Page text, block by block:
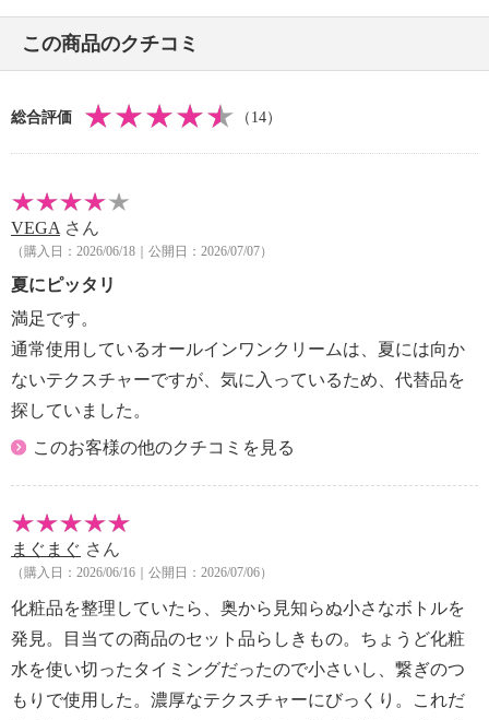
この商品のクチコミ
総合評価 （14）
VEGA さん
（購入日：2026/06/18｜公開日：2026/07/07）
夏にピッタリ
満足です。
通常使用しているオールインワンクリームは、夏には向か
ないテクスチャーですが、気に入っているため、代替品を
探していました。
このお客様の他のクチコミを見る
まぐまぐ さん
（購入日：2026/06/16｜公開日：2026/07/06）
化粧品を整理していたら、奥から見知らぬ小さなボトルを
発見。目当ての商品のセット品らしきもの。ちょうど化粧
水を使い切ったタイミングだったので小さいし、繋ぎのつ
もりで使用した。濃厚なテクスチャーにびっくり。これだ